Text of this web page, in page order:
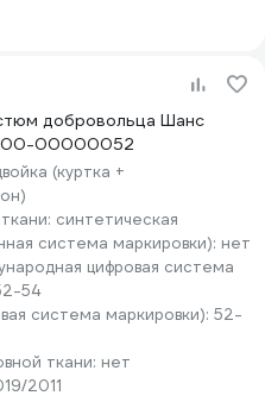
добровольца Шанс
00-00000052
(куртка +
синтетическая
система маркировки): нет
цифровая система
54
система маркировки): 52-
ткани: нет
2011